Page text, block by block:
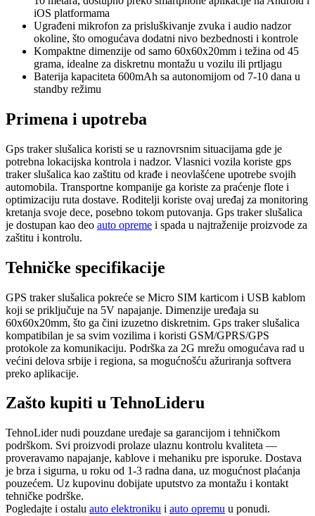
iOS platformama
Ugrađeni mikrofon za prisluškivanje zvuka i audio nadzor
okoline, što omogućava dodatni nivo bezbednosti i kontrole
Kompaktne dimenzije od samo 60x60x20mm i težina od 45
grama, idealne za diskretnu montažu u vozilu ili prtljagu
Baterija kapaciteta 600mAh sa autonomijom od 7-10 dana u
standby režimu
Primena i upotreba
Gps traker slušalica koristi se u raznovrsnim situacijama gde je
potrebna lokacijska kontrola i nadzor. Vlasnici vozila koriste gps
traker slušalica kao zaštitu od krađe i neovlašćene upotrebe svojih
automobila. Transportne kompanije ga koriste za praćenje flote i
optimizaciju ruta dostave. Roditelji koriste ovaj uređaj za monitoring
kretanja svoje dece, posebno tokom putovanja. Gps traker slušalica
je dostupan kao deo auto opreme i spada u najtraženije proizvode za
zaštitu i kontrolu.
Tehničke specifikacije
GPS traker slušalica pokreće se Micro SIM karticom i USB kablom
koji se priključuje na 5V napajanje. Dimenzije uređaja su
60x60x20mm, što ga čini izuzetno diskretnim. Gps traker slušalica
kompatibilan je sa svim vozilima i koristi GSM/GPRS/GPS
protokole za komunikaciju. Podrška za 2G mrežu omogućava rad u
većini delova srbije i regiona, sa mogućnošću ažuriranja softvera
preko aplikacije.
Zašto kupiti u TehnoLideru
TehnoLider nudi pouzdane uređaje sa garancijom i tehničkom
podrškom. Svi proizvodi prolaze ulaznu kontrolu kvaliteta —
proveravamo napajanje, kablove i mehaniku pre isporuke. Dostava
je brza i sigurna, u roku od 1-3 radna dana, uz mogućnost plaćanja
pouzećem. Uz kupovinu dobijate uputstvo za montažu i kontakt
tehničke podrške.
Pogledajte i ostalu auto elektroniku i auto opremu u ponudi.